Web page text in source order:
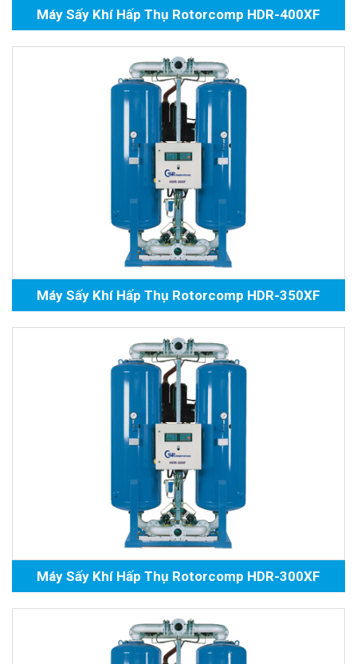
Máy Sấy Khí Hấp Thụ Rotorcomp HDR-400XF
Máy Sấy Khí Hấp Thụ Rotorcomp HDR-350XF
Máy Sấy Khí Hấp Thụ Rotorcomp HDR-300XF